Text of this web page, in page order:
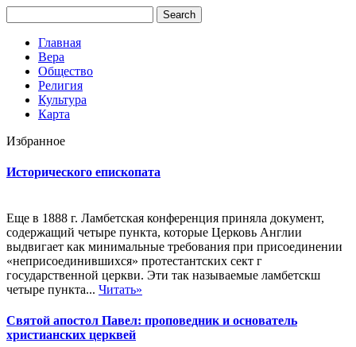
Главная
Вера
Общество
Религия
Культура
Карта
Избранное
Исторического епископата
Еще в 1888 г. Ламбетская конференция приняла документ,
содержащий четыре пункта, которые Церковь Англии
выдвигает как минимальные требования при присоединении
«неприсоединившихся» протестантских сект г
государственной церкви. Эти так называемые ламбетскш
четыре пункта... Читать»
Святой апостол Павел: проповедник и основатель
христианских церквей